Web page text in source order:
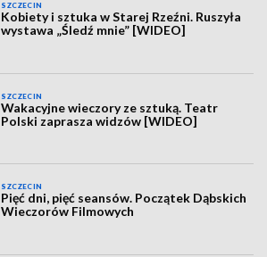
SZCZECIN
Kobiety i sztuka w Starej Rzeźni. Ruszyła
wystawa „Śledź mnie” [WIDEO]
SZCZECIN
Wakacyjne wieczory ze sztuką. Teatr
Polski zaprasza widzów [WIDEO]
SZCZECIN
Pięć dni, pięć seansów. Początek Dąbskich
Wieczorów Filmowych